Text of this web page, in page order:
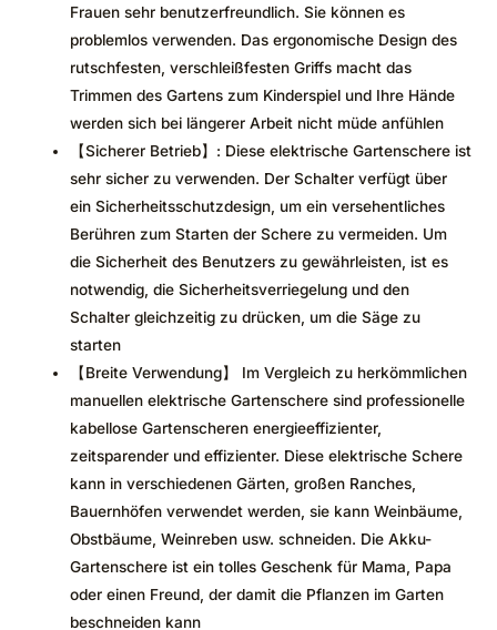
Frauen sehr benutzerfreundlich. Sie können es
problemlos verwenden. Das ergonomische Design des
rutschfesten, verschleißfesten Griffs macht das
Trimmen des Gartens zum Kinderspiel und Ihre Hände
werden sich bei längerer Arbeit nicht müde anfühlen
【Sicherer Betrieb】: Diese elektrische Gartenschere ist
sehr sicher zu verwenden. Der Schalter verfügt über
ein Sicherheitsschutzdesign, um ein versehentliches
Berühren zum Starten der Schere zu vermeiden. Um
die Sicherheit des Benutzers zu gewährleisten, ist es
notwendig, die Sicherheitsverriegelung und den
Schalter gleichzeitig zu drücken, um die Säge zu
starten
【Breite Verwendung】 Im Vergleich zu herkömmlichen
manuellen elektrische Gartenschere sind professionelle
kabellose Gartenscheren energieeffizienter,
zeitsparender und effizienter. Diese elektrische Schere
kann in verschiedenen Gärten, großen Ranches,
Bauernhöfen verwendet werden, sie kann Weinbäume,
Obstbäume, Weinreben usw. schneiden. Die Akku-
Gartenschere ist ein tolles Geschenk für Mama, Papa
oder einen Freund, der damit die Pflanzen im Garten
beschneiden kann